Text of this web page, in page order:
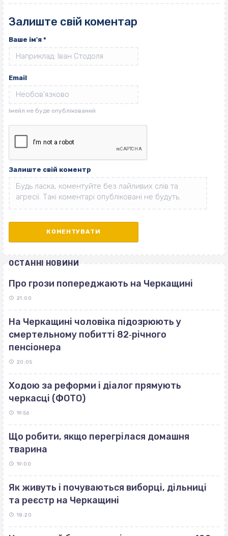
Залиште свій коментар
Ваше ім'я *
Email
Залиште свій коментр
ОСТАННІ НОВИНИ
Про грози попереджають на Черкащині
21:00
На Черкащині чоловіка підозрюють у
смертельному побитті 82‐річного
пенсіонера
20:05
Ходою за реформи і діалог прямують
черкасці (ФОТО)
19:56
Що робити, якщо перегрілася домашня
тварина
19:00
Як живуть і почуваються виборці, дільниці
та реєстр на Черкащині
18:20